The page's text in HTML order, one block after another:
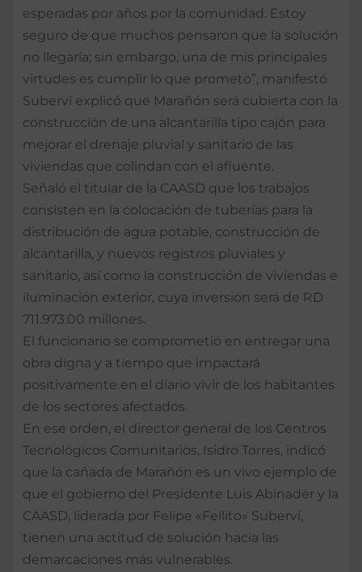
esperadas por años por la comunidad. Estoy
seguro de que muchos pensaron que la solución
no llegaría; sin embargo, una de mis principales
virtudes es cumplir lo que prometo”, manifestó
Suberví explicó que Marañón será cubierta con la
construcción de una alcantarilla tipo cajón para
mejorar el drenaje pluvial y sanitario de las
viviendas que colindan con el afluente.
Señaló el titular de la CAASD que los trabajos
consisten en la colocación de tuberías para la
distribución de agua potable, construcción de
alcantarilla, y nuevos registros pluviales y
sanitario, así como la construcción de viviendas e
iluminación exterior, cuya inversión será de RD
711.973.00 millones.
El funcionario se comprometió en entregar una
obra digna y a tiempo que impactará
positivamente en el diario vivir de los habitantes
de los sectores afectados.
En ese orden, el director general de los Centros
Tecnológicos Comunitarios, Isidro Torres, indicó
que la cañada de Marañón es un vivo ejemplo de
que el gobierno del Presidente Luis Abinader y la
CAASD, liderada por Felipe «Fellito» Suberví,
tienen una actitud de solución hacia las
demarcaciones más vulnerables.